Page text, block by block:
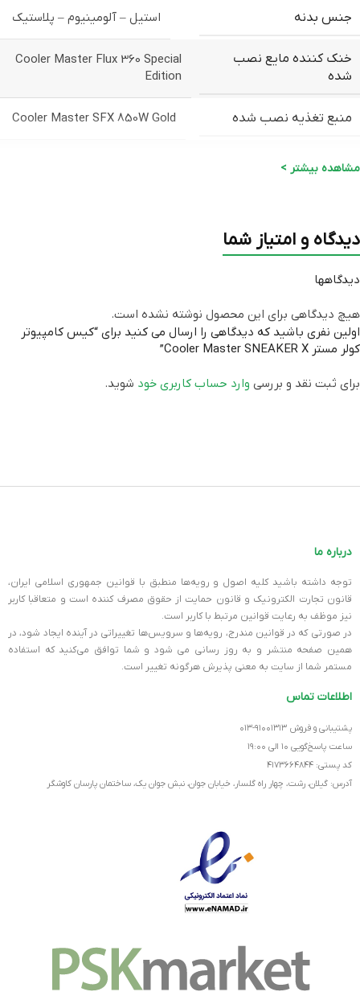
جنس بدنه استیل – آلومینیوم – پلاستیک
خنک کننده مایع نصب
شده
Cooler Master Flux 360 Special
Edition
منبع تغذیه نصب شده Cooler Master SFX 850W Gold
فن نصب شده در پنل کناری
وزن
رنگ
برند COOLER MASTER
مشاهده بیشتر >
دیدگاه و امتیاز شما
دیدگاهها
هیچ دیدگاهی برای این محصول نوشته نشده است.
اولین نفری باشید که دیدگاهی را ارسال می کنید برای “کیس کامپیوتر
کولر مستر Cooler Master SNEAKER X”
برای ثبت نقد و بررسی وارد حساب کاربری خود شوید.
درباره ما
توجه داشته باشید کلیه اصول و رویه‏‌ها منطبق با قوانین جمهوری اسلامی ایران،
قانون تجارت الکترونیک و قانون حمایت از حقوق مصرف کننده است و متعاقبا کاربر
نیز موظف به رعایت قوانین مرتبط با کاربر است.
در صورتی که در قوانین مندرج، رویه‏‌ها و سرویس‏‌ها تغییراتی در آینده ایجاد شود، در
همین صفحه منتشر و به روز رسانی می شود و شما توافق می‏‌کنید که استفاده
مستمر شما از سایت به معنی پذیرش هرگونه تغییر است.
اطلاعات تماس
پشتیبانی و فروش ۹۱۰۰۱۳۱۳-۰۱۳
ساعت پاسخ‌گویی ۱۰ الی ۱۹:۰۰
کد پستی: ۴۱۷۳۶۶۴۸۴۴
آدرس: گیلان، رشت، چهار راه گلسار، خیابان جوان، نبش جوان یک، ساختمان پارسان کاوشگر